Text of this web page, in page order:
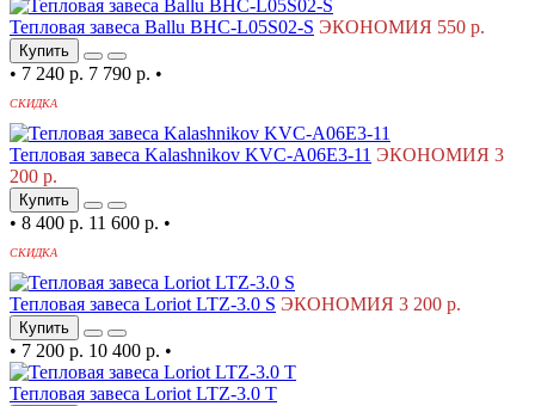
Тепловая завеса Ballu BHC-L05S02-S ЭКОНОМИЯ 550 р.
Купить
• 7 240 р. 7 790 р. •
СКИДКА
Тепловая завеса Kalashnikov KVC-A06E3-11 ЭКОНОМИЯ 3
200 р.
Купить
• 8 400 р. 11 600 р. •
СКИДКА
Тепловая завеса Loriot LTZ-3.0 S ЭКОНОМИЯ 3 200 р.
Купить
• 7 200 р. 10 400 р. •
Тепловая завеса Loriot LTZ-3.0 T